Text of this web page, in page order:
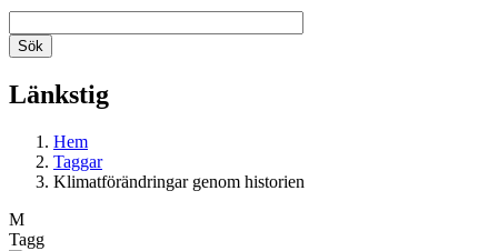
Länkstig
Hem
Taggar
Klimatförändringar genom historien
M
Tagg